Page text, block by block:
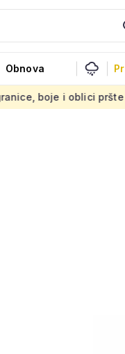
Obnova
pršte Presuda